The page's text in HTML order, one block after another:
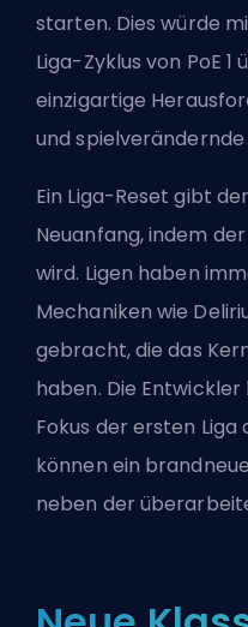
starten. Dies würde
Liga-Zyklus von PoE
einzigartige
und
Ein Liga-Reset gibt
Neuanfang, indem
wird. Ligen haben
Mechaniken wie
gebracht, die das
haben. Die
Fokus der ersten
können ein
neben der